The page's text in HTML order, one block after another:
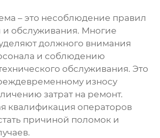
– это несоблюдение правил
и обслуживания. Многие
должного внимания
и соблюдению
обслуживания. Это
износу
затрат на ремонт.
квалификация операторов
причиной поломок и